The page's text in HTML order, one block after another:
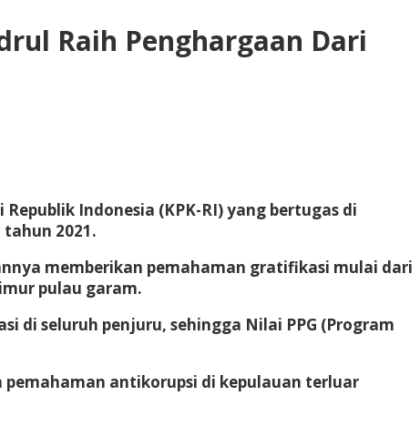
Raih Penghargaan Dari
Indonesia (KPK-RI) yang bertugas di
2021.
memberikan pemahaman gratifikasi mulai dari
pulau garam.
di seluruh penjuru, sehingga Nilai PPG (Program
antikorupsi di kepulauan terluar